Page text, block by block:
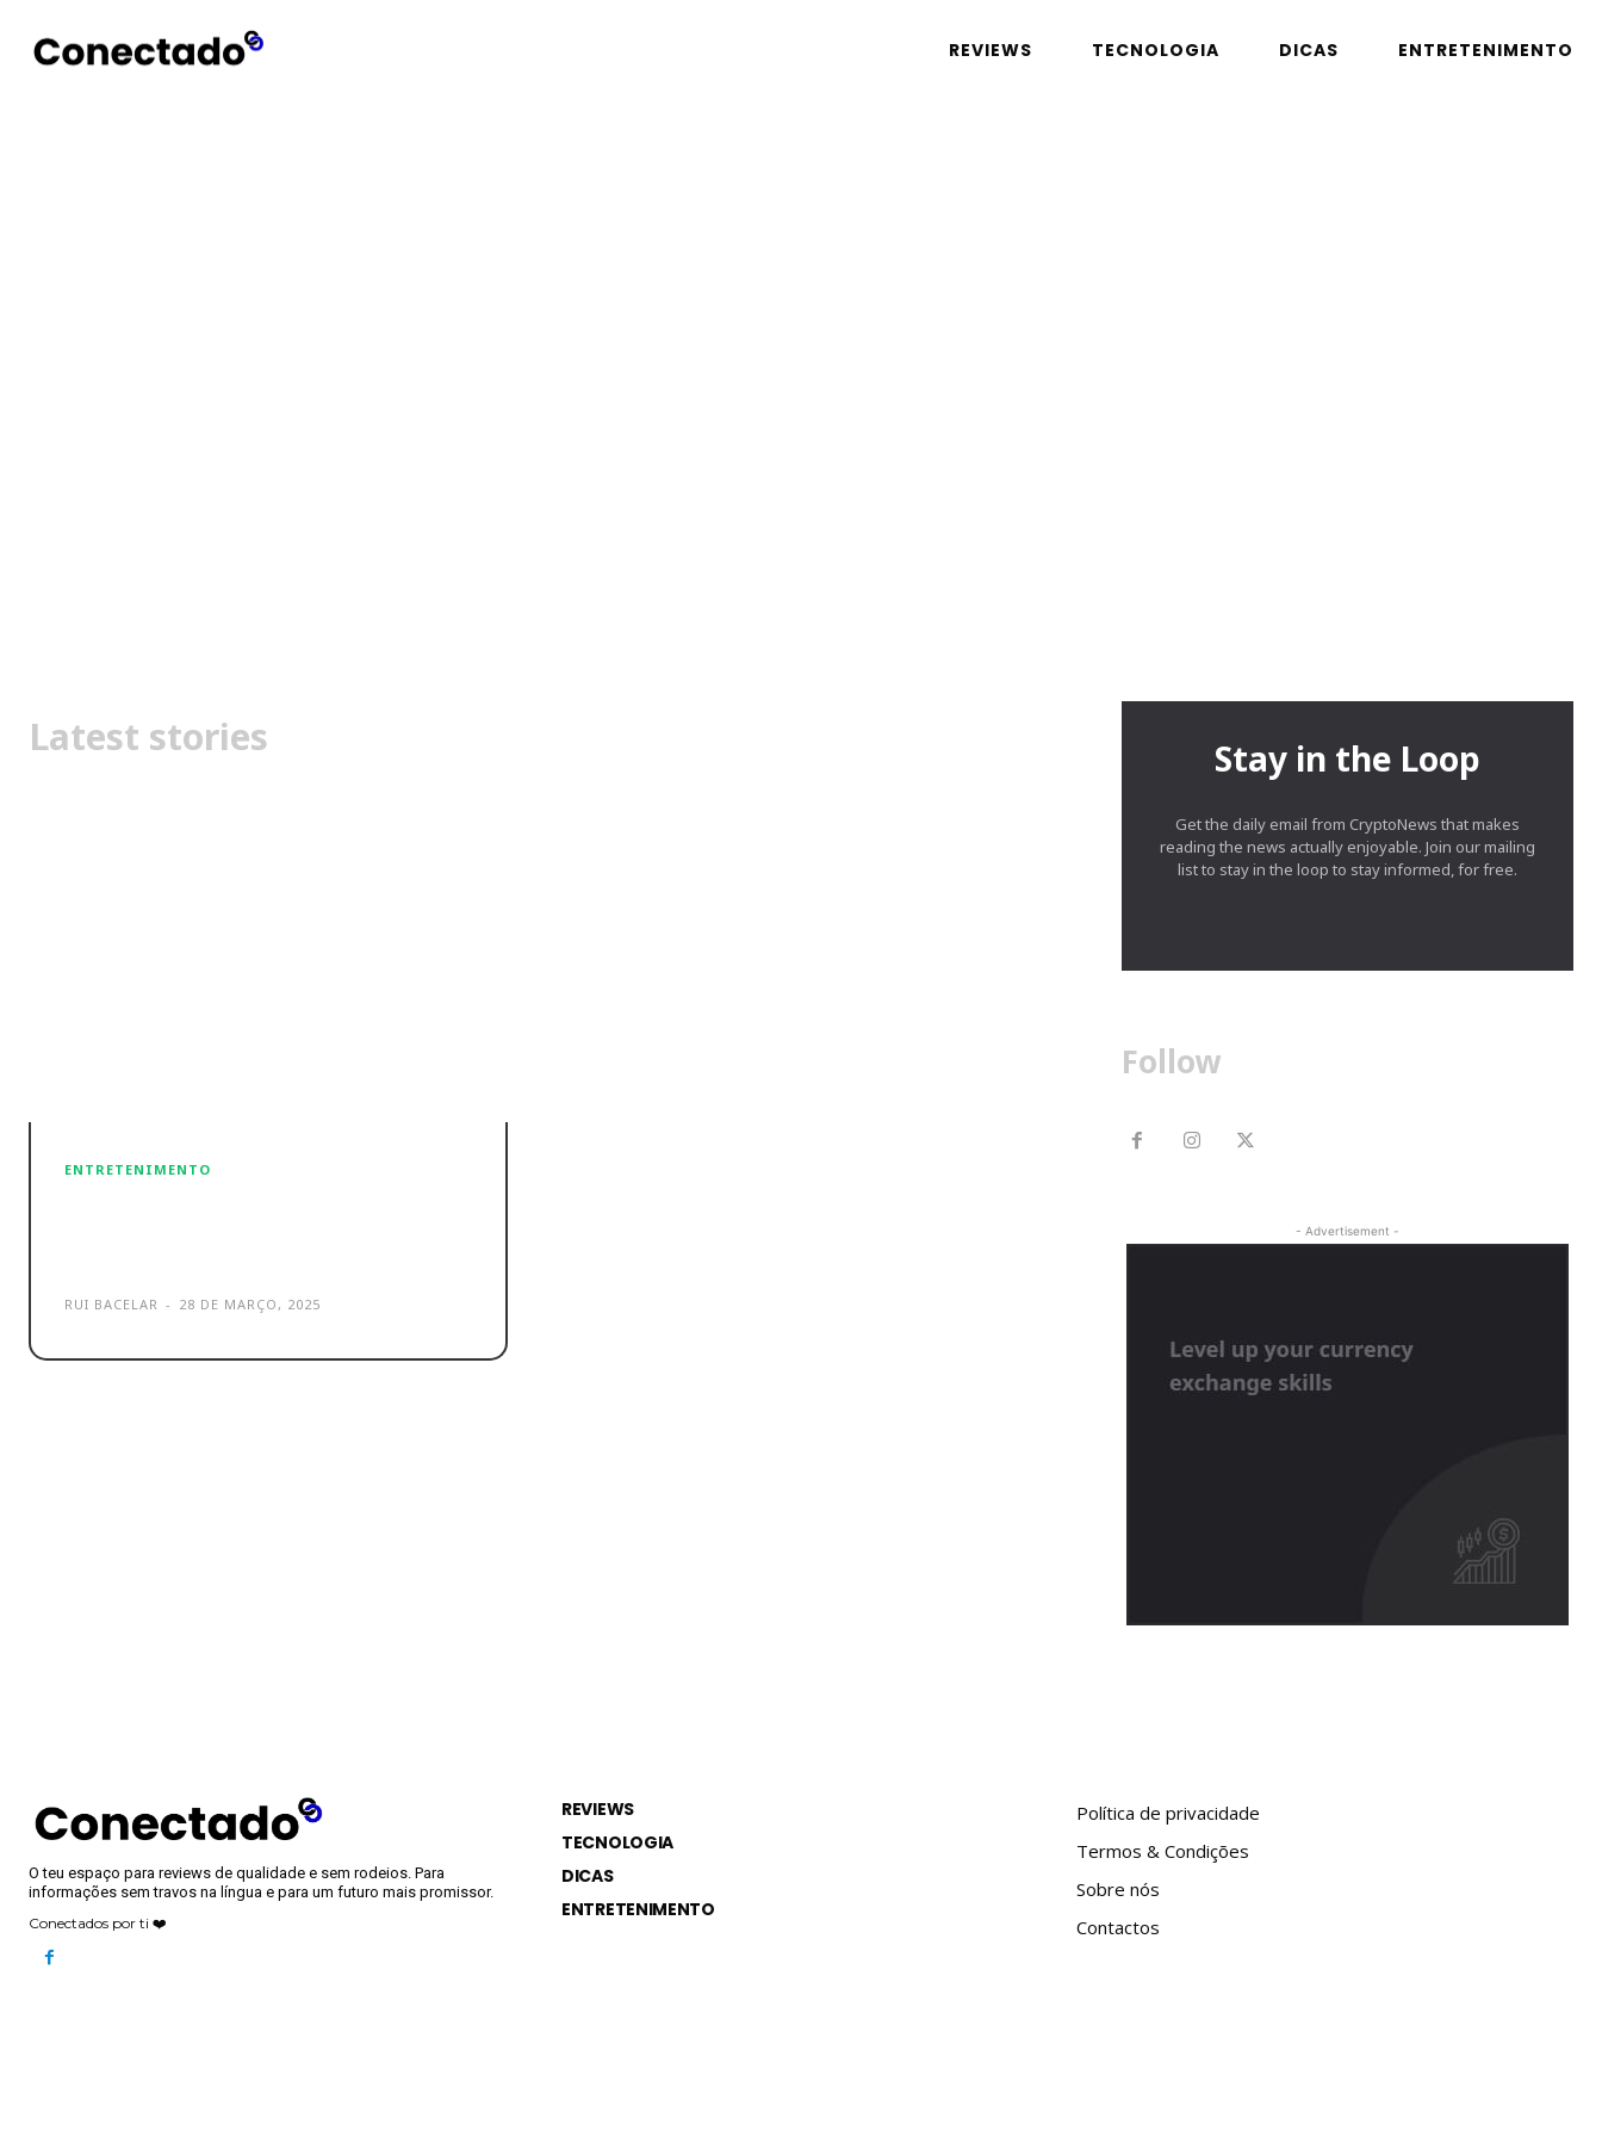
REVIEWS TECNOLOGIA DICAS ENTRETENIMENTO
Latest stories
ENTRETENIMENTO
RUI BACELAR - 28 DE MARÇO, 2025
Stay in the Loop
Get the daily email from CryptoNews that makes
reading the news actually enjoyable. Join our mailing
list to stay in the loop to stay informed, for free.
Follow
- Advertisement -
O teu espaço para reviews de qualidade e sem rodeios. Para
informações sem travos na língua e para um futuro mais promissor.
Conectados por ti ❤️
REVIEWS
TECNOLOGIA
DICAS
ENTRETENIMENTO
Política de privacidade
Termos & Condições
Sobre nós
Contactos